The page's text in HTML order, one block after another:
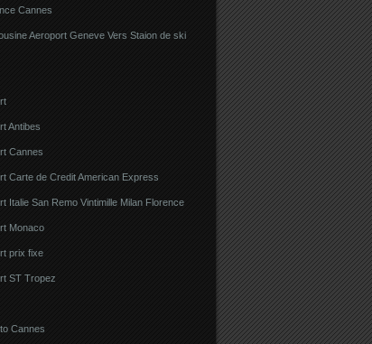
Cannes
Aeroport Geneve Vers Staion de ski
Antibes
Cannes
Carte de Credit American Express
Italie San Remo Vintimille Milan Florence
Monaco
prix fixe
ST Tropez
Cannes